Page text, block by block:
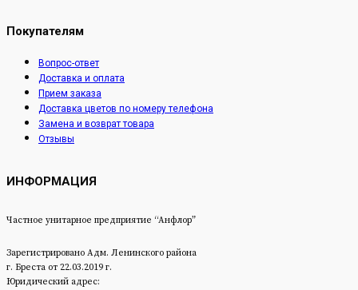
Покупателям
Вопрос-ответ
Доставка и оплата
Прием заказа
Доставка цветов по номеру телефона
Замена и возврат товара
Отзывы
ИНФОРМАЦИЯ
Частное унитарное предприятие “Анфлор”
Зарегистрировано Адм. Ленинского района
г. Бреста от 22.03.2019 г.
Юридический адрес: